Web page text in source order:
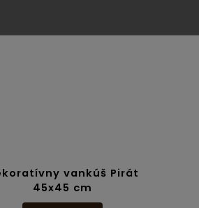
vankúš Pirát
45x45 cm